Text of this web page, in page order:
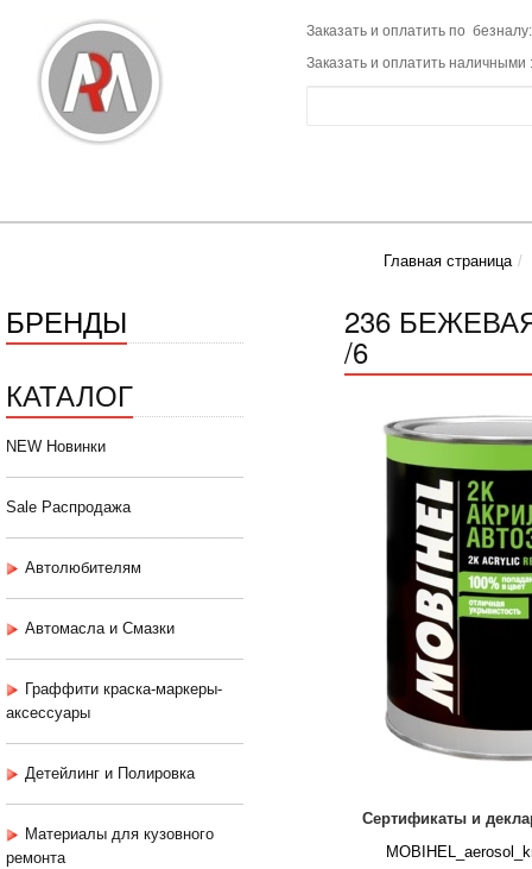
Заказать и оплатить по
Заказать и оплатить наличными
Главная страница
БРЕНДЫ
КАТАЛОГ
NEW Новинки
Sale Распродажа
Автолюбителям
Автомасла и Смазки
Граффити краска-маркеры-
аксессуары
Детейлинг и Полировка
Материалы для кузовного
ремонта
236
/6
Сертификаты и